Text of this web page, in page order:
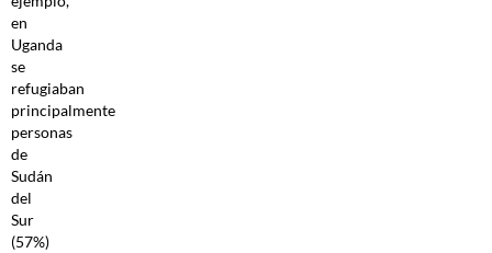
en
Uganda
se
refugiaban
principalmente
personas
de
Sudán
del
Sur
(57%)